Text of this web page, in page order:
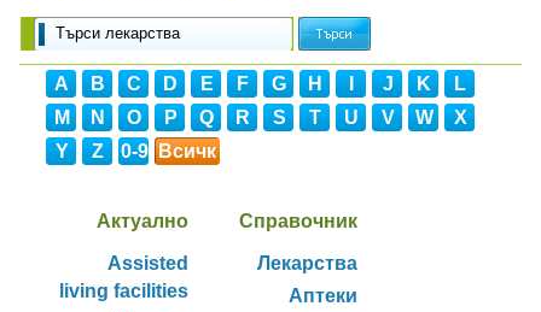
A B C D E F G H J K
L
M
N O P Q R S T U V W
X
Y
Z 0-9 Всичк
Актуално
Assisted
living facilities
Справочник
Лекарства
Аптеки